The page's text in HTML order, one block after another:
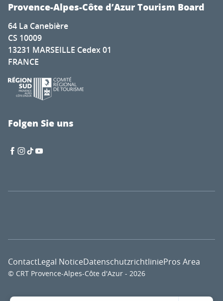
Provence-Alpes-Côte d’Azur Tourism Board
64 La Canebière
CS 10009
13231 MARSEILLE Cedex 01
FRANCE
Folgen Sie uns
© CRT Provence-Alpes-Côte d'Azur - 2026
ContactLegal NoticeDatenschutzrichtliniePros Area